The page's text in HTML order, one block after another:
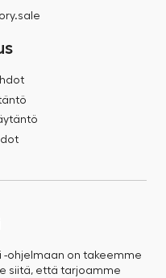
-ohjelmaan on takeemme
siitä, että tarjoamme